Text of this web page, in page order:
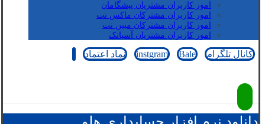
امور کاربران مشتریان پیشگامان
امور کاربران مشترکان ماکس نت
امور کاربران مشترکان مبین نت
امور کاربران مشتریان آسیاتک
کانال تلگرام instgram Bale نماد اعتماد